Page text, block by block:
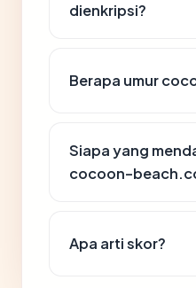
dienkripsi?
Berapa umur
Siapa yang
cocoon-
Apa arti skor?